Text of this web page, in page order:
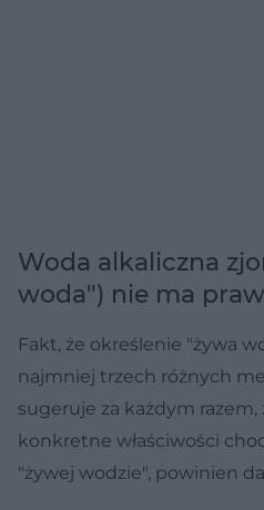
Woda alkaliczna
woda") nie ma
Fakt, że określenie "żywa
najmniej trzech różnych
sugeruje za każdym razem,
konkretne właściwości
"żywej wodzie", powinien